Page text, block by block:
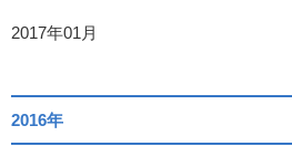
2017年01月
2016年